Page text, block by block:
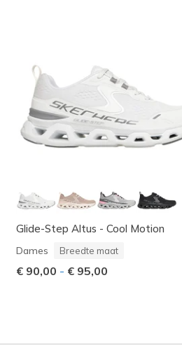
Glide-Step Altus - Cool Motion
Dames Breedte maat
€ 90,00 - € 95,00